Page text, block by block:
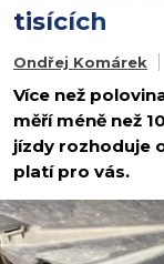
tisících
Ondřej Komárek
Více než
měří méně než
jízdy rozhoduje
platí pro vás.